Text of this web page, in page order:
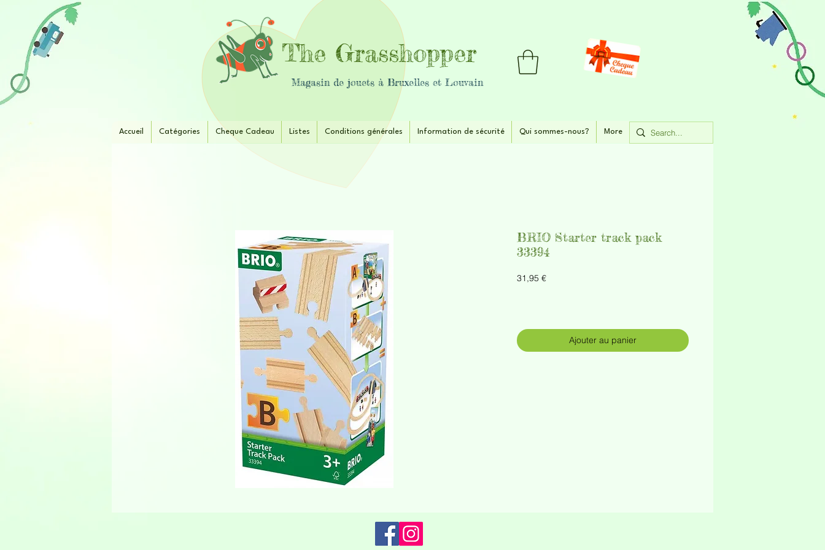
The Grasshopper
Magasin de jouets à Bruxelles et Louvain
Accueil Catégories Cheque Cadeau Listes Conditions générales Information de sécurité Qui sommes-nous? More
BRIO Starter track pack
33394
31,95 €Prix
Ajouter au panier